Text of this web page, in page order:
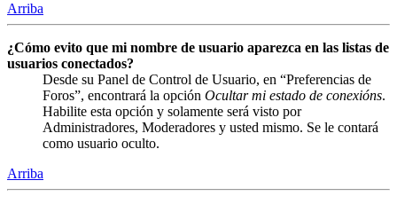
Arriba
¿Cómo evito que mi nombre de usuario aparezca en las listas de
usuarios conectados?
Desde su Panel de Control de Usuario, en “Preferencias de
Foros”, encontrará la opción Ocultar mi estado de conexións.
Habilite esta opción y solamente será visto por
Administradores, Moderadores y usted mismo. Se le contará
como usuario oculto.
Arriba